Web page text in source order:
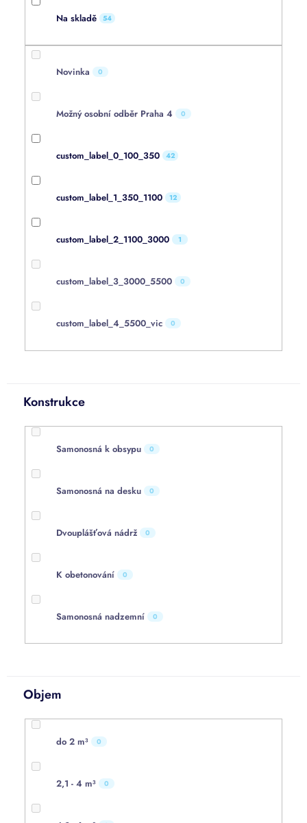
Na skladě 54
Novinka 0
Možný osobní odběr Praha 4 0
custom_label_0_100_350 42
custom_label_1_350_1100 12
custom_label_2_1100_3000 1
custom_label_3_3000_5500 0
custom_label_4_5500_vic 0
Konstrukce
Samonosná k obsypu 0
Samonosná na desku 0
Dvouplášťová nádrž 0
K obetonování 0
Samonosná nadzemní 0
Objem
do 2 m³ 0
2,1 - 4 m³ 0